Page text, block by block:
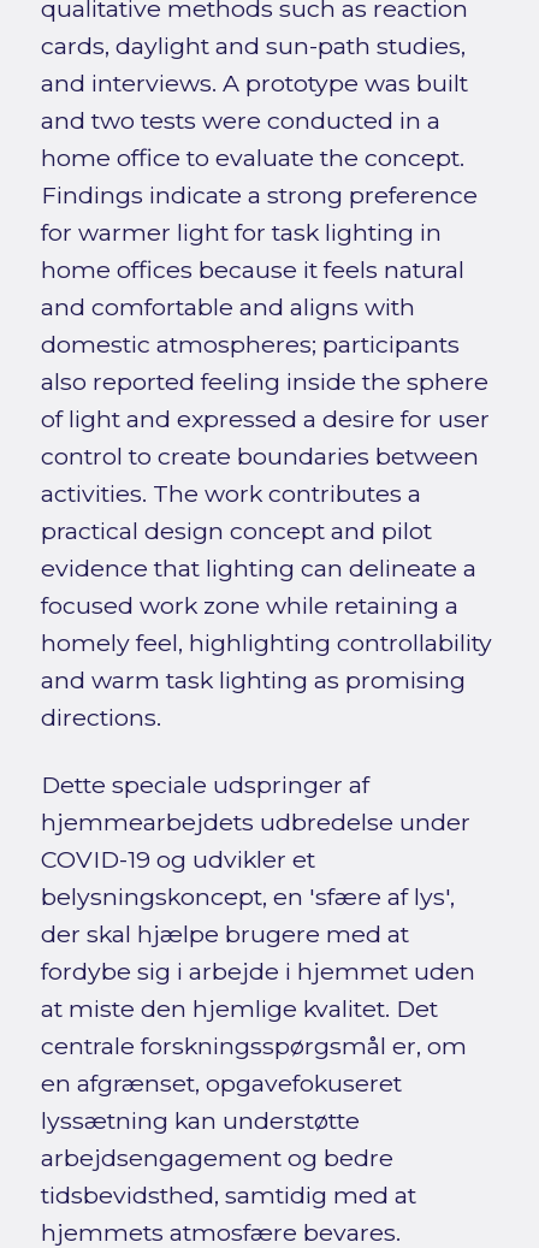
qualitative methods such as reaction
cards, daylight and sun-path studies,
and interviews. A prototype was built
and two tests were conducted in a
home office to evaluate the concept.
Findings indicate a strong preference
for warmer light for task lighting in
home offices because it feels natural
and comfortable and aligns with
domestic atmospheres; participants
also reported feeling inside the sphere
of light and expressed a desire for user
control to create boundaries between
activities. The work contributes a
practical design concept and pilot
evidence that lighting can delineate a
focused work zone while retaining a
homely feel, highlighting controllability
and warm task lighting as promising
directions.
Dette speciale udspringer af
hjemmearbejdets udbredelse under
COVID-19 og udvikler et
belysningskoncept, en 'sfære af lys',
der skal hjælpe brugere med at
fordybe sig i arbejde i hjemmet uden
at miste den hjemlige kvalitet. Det
centrale forskningsspørgsmål er, om
en afgrænset, opgavefokuseret
lyssætning kan understøtte
arbejdsengagement og bedre
tidsbevidsthed, samtidig med at
hjemmets atmosfære bevares.